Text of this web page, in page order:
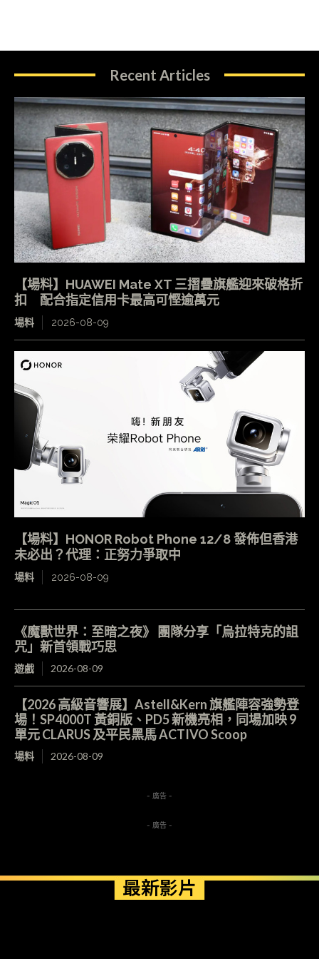
Recent Articles
【場料】HUAWEI Mate XT 三摺疊旗艦迎來破格折
扣 配合指定信用卡最高可慳逾萬元
場料 2026-08-09
【場料】HONOR Robot Phone 12/8 發佈但香港
未必出？代理：正努力爭取中
場料 2026-08-09
《魔獸世界：至暗之夜》 團隊分享「烏拉特克的詛
咒」新首領戰巧思
遊戲 2026-08-09
【2026 高級音響展】Astell&Kern 旗艦陣容強勢登
場！SP4000T 黃銅版、PD5 新機亮相，同場加映 9
單元 CLARUS 及平民黑馬 ACTIVO Scoop
場料 2026-08-09
- 廣告 -
- 廣告 -
最新影片